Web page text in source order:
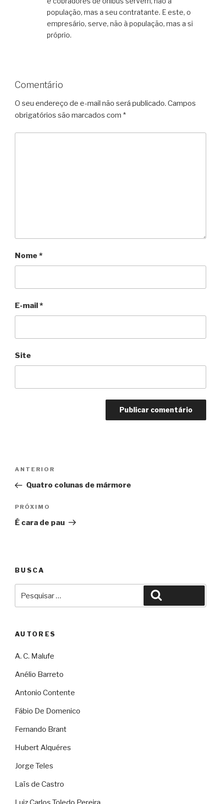
população, mas a seu contratante. E este, o
empresário, serve, não à população, mas a si
próprio.
Comentário
O seu endereço de e-mail não será publicado. Campos
obrigatórios são marcados com *
Nome *
E-mail*
Site
Post
Anterior
ANTERIOR
Quatro colunas de mármore
Próximo
PRÓXIMO
É cara de pau
BUSCA
por:
AUTORES
A. C. Malufe
Anélio Barreto
Antonio Contente
Fábio De Domenico
Fernando Brant
Hubert Alquéres
Jorge Teles
Laïs de Castro